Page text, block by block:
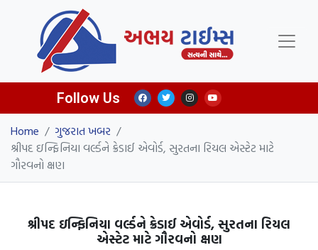
Follow Us
Home / ગુજરાત ખબર /
શ્રીપદ ઇન્ફિનિયા વર્લ્ડને ક્રેડાઈ એવોર્ડ, સુરતના રિયલ એસ્ટેટ માટે
ગૌરવનો ક્ષણ
શ્રીપદ ઇન્ફિનિયા વર્લ્ડને ક્રેડાઈ એવોર્ડ, સુરતના રિયલ
એસ્ટેટ માટે ગૌરવનો ક્ષણ